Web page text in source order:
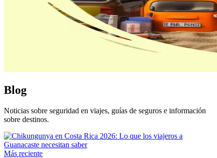
Blog
Noticias sobre seguridad en viajes, guías de seguros e información
sobre destinos.
Más reciente